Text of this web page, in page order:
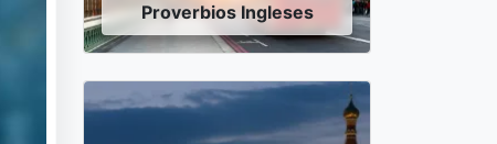
Proverbios Ingleses